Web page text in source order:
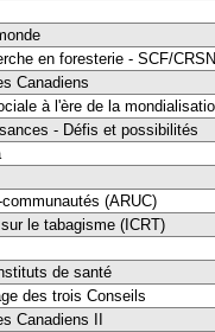
en foresterie - SCF/
Canadiens
à l'ère de la
- Défis et possibilités
(ARUC)
le tabagisme (ICRT)
de santé
des trois Conseils
Canadiens II